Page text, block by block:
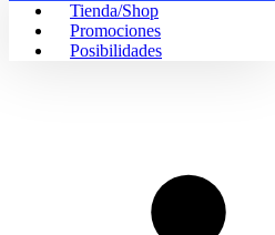
Tienda/Shop
Promociones
Posibilidades